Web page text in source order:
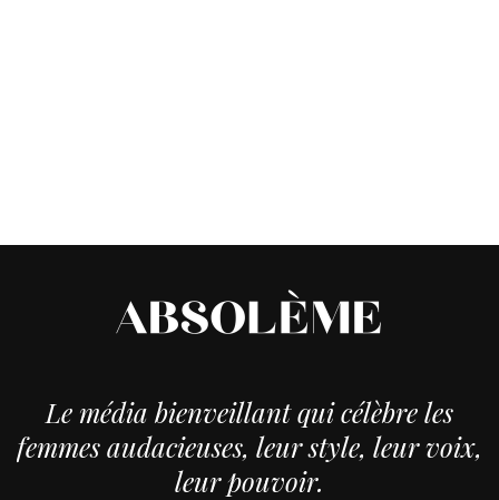
Le média bienveillant qui célèbre les
femmes audacieuses, leur style, leur voix,
leur pouvoir.